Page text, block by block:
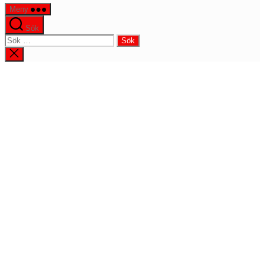
Meny
Sök
Sök
efter:
Stäng
sökningen